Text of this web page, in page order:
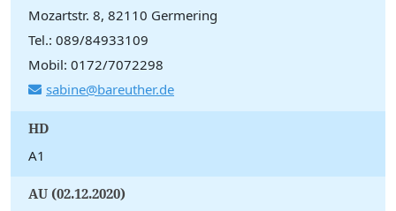
Mozartstr. 8, 82110 Germering
Tel.: 089/84933109
Mobil: 0172/7072298
sabine@bareuther.de
HD
A1
AU (02.12.2020)